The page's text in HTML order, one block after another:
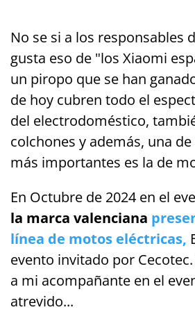
No se si a los responsables
gusta eso de "los Xiaomi
un piropo que se han
de hoy cubren todo el
del electrodoméstico,
colchones y además, una
más importantes es la de
En Octubre de 2024 en el
la marca valenciana
línea de motos eléctricas,
evento invitado por
a mi acompañante en el
atrevido...